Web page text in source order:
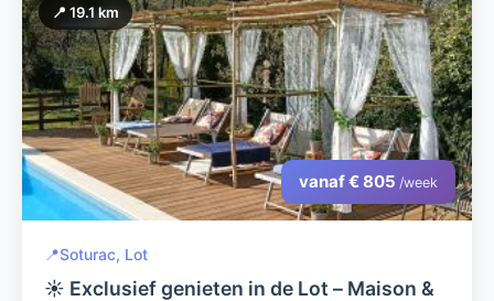
📍 19.1 km
vanaf € 805 /week
📍Soturac, Lot
☀️ Exclusief genieten in de Lot – Maison &